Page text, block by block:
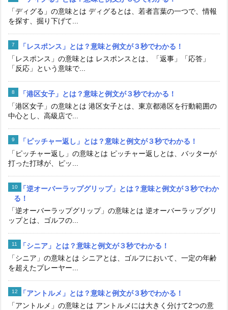
「港区女子」とは？意味と例文が３秒でわかる！
「港区女子」の意味とは 港区女子とは、東京都港区を行動範囲の
中心とし、高級店で...
「ピッチャー返し」とは？意味と例文が３秒でわかる！
「ピッチャー返し」の意味とは ピッチャー返しとは、バッターが
打った打球が、ピッ...
「逆オーバーラップグリップ」とは？意味と例文が３秒でわか
る！
「逆オーバーラップグリップ」の意味とは 逆オーバーラップグリ
ップとは、ゴルフの...
「シニア」とは？意味と例文が３秒でわかる！
「シニア」の意味とは シニアとは、ゴルフにおいて、一定の年齢
を超えたプレーヤー...
「アントルメ」とは？意味と例文が３秒でわかる！
「アントルメ」の意味とは アントルメには大きく分けて2つの意
味があります。 ...
「ほいで」とは？意味と例文が３秒でわかる！
「ほいで」の意味とは ほいでとは、「そして？」「それで？」な
ど、話の先を柔らか...